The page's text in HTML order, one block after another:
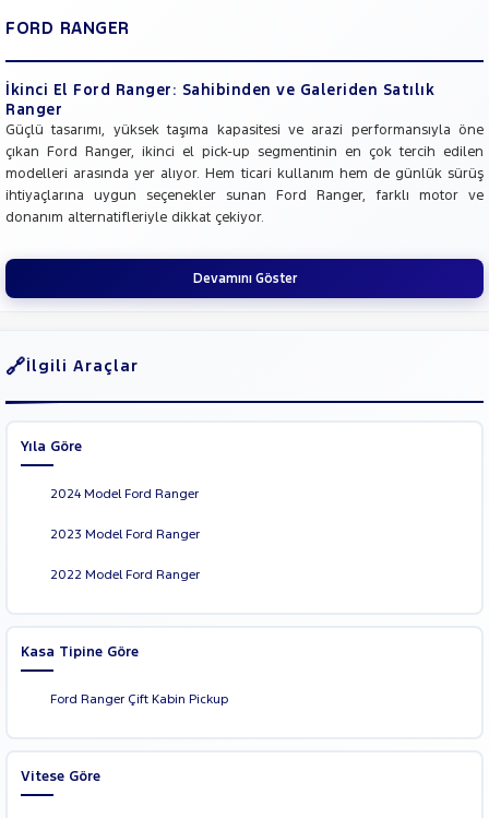
FORD RANGER
İkinci El Ford Ranger: Sahibinden ve Galeriden Satılık
Ranger
Güçlü tasarımı, yüksek taşıma kapasitesi ve arazi performansıyla öne
çıkan Ford Ranger, ikinci el pick-up segmentinin en çok tercih edilen
modelleri arasında yer alıyor. Hem ticari kullanım hem de günlük sürüş
ihtiyaçlarına uygun seçenekler sunan Ford Ranger, farklı motor ve
donanım alternatifleriyle dikkat çekiyor.
Devamını Göster
İlgili Araçlar
Yıla Göre
2024 Model Ford Ranger
2023 Model Ford Ranger
2022 Model Ford Ranger
Kasa Tipine Göre
Ford Ranger Çift Kabin Pickup
Vitese Göre